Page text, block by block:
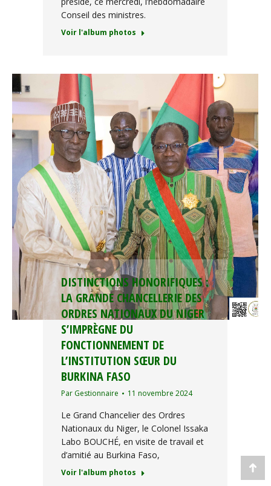
Conseil des ministres.
Voir l'album photos
DISTINCTIONS HONORIFIQUES :
LA GRANDE CHANCELLERIE DES
ORDRES NATIONAUX DU NIGER
S’IMPRÈGNE DU
FONCTIONNEMENT DE
L’INSTITUTION SŒUR DU
BURKINA FASO
Par Gestionnaire 11 novembre 2024
Le Grand Chancelier des Ordres
Nationaux du Niger, le Colonel Issaka
Labo BOUCHÉ, en visite de travail et
d’amitié au Burkina Faso,
Voir l'album photos
Go